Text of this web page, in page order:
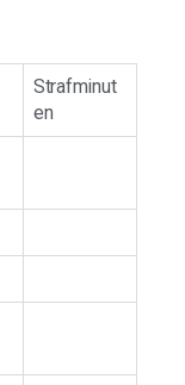
Strafminut
en